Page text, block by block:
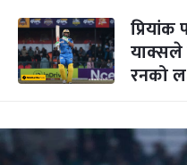
याक्सले
रनको